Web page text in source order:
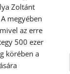
Zoltánt
megyében
az erre
500 ezer
körében a